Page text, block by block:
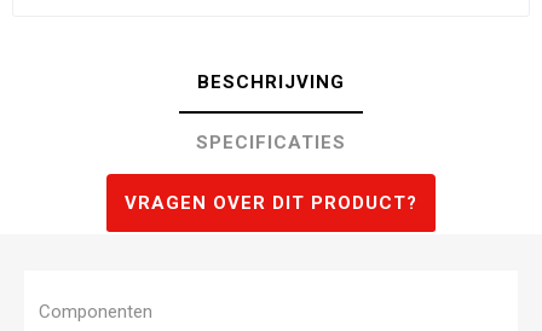
BESCHRIJVING
SPECIFICATIES
VRAGEN OVER DIT PRODUCT?
Componenten